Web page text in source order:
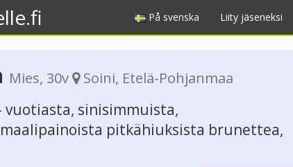
På svenska Liity jäseneksi
Mies, 30v Soini, Etelä-Pohjanmaa
vuotiasta, sinisimmuista,
pitkähiuksista brunettea,